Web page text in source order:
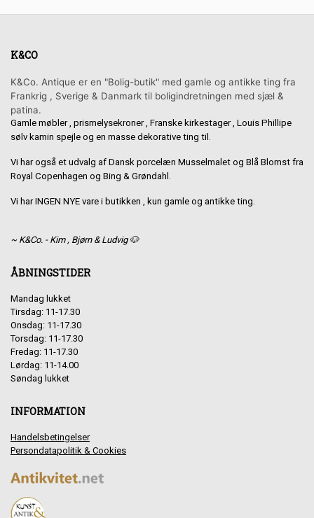
K&CO
K&Co. Antique er en "Bolig-butik" med gamle og antikke ting fra
Frankrig , Sverige & Danmark til boligindretningen med sjæl &
patina.
Gamle møbler , prismelysekroner , Franske kirkestager , Louis Phillipe
sølv kamin spejle og en masse dekorative ting til.
Vi har også et udvalg af Dansk porcelæn Musselmalet og Blå Blomst fra
Royal Copenhagen og Bing & Grøndahl.
Vi har INGEN NYE vare i butikken , kun gamle og antikke ting.
~ K&Co. - Kim , Bjørn & Ludvig 🐶
ÅBNINGSTIDER
Mandag lukket
Tirsdag: 11-17.30
Onsdag: 11-17.30
Torsdag: 11-17.30
Fredag: 11-17.30
Lørdag: 11-14.00
Søndag lukket
INFORMATION
Handelsbetingelser
Persondatapolitik & Cookies